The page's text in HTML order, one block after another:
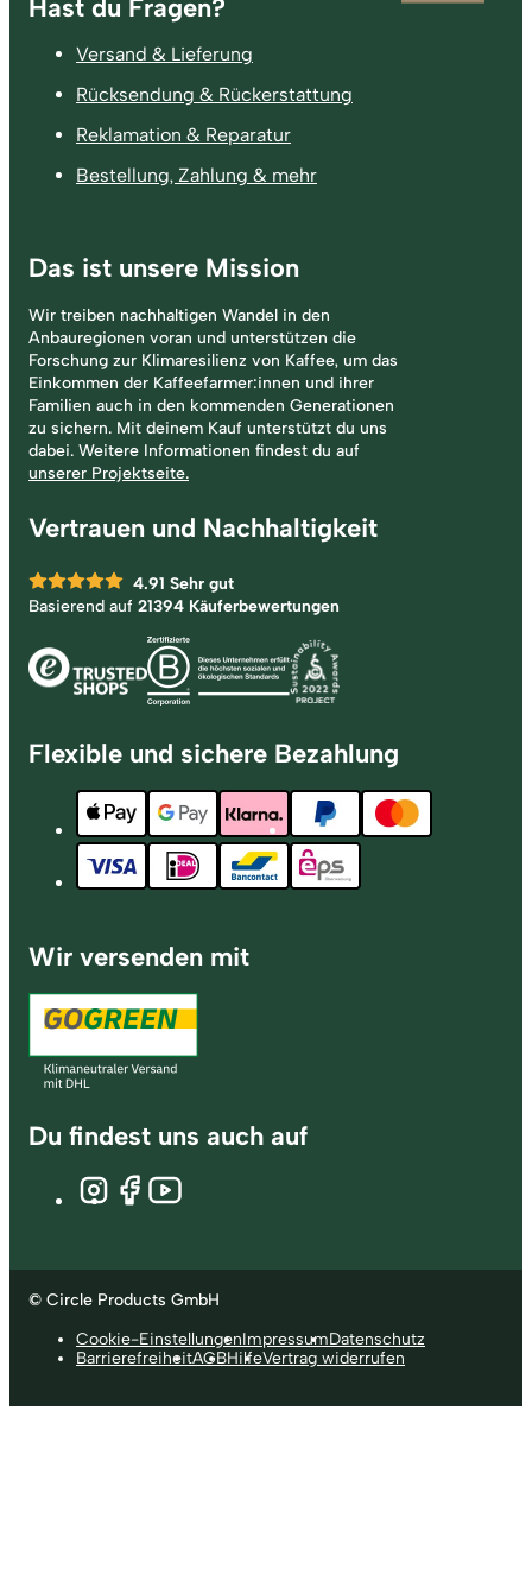
Hast du Fragen?
Versand & Lieferung
Rücksendung & Rückerstattung
Reklamation & Reparatur
Bestellung, Zahlung & mehr
Das ist unsere Mission
Wir treiben nachhaltigen Wandel in den
Anbauregionen voran und unterstützen die
Forschung zur Klimaresilienz von Kaffee, um das
Einkommen der Kaffeefarmer:innen und ihrer
Familien auch in den kommenden Generationen
zu sichern. Mit deinem Kauf unterstützt du uns
dabei. Weitere Informationen findest du auf
unserer Projektseite.
Vertrauen und Nachhaltigkeit
4.91 Sehr gut
Basierend auf 21394 Käuferbewertungen
Flexible und sichere Bezahlung
Wir versenden mit
Du findest uns auch auf
© Circle Products GmbH
Cookie-EinstellungenImpressumDatenschutz
BarrierefreiheitAGBHilfeVertrag widerrufen